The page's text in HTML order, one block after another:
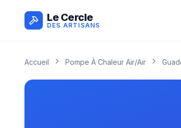
Le Cercle
DES ARTISANS
Accueil Pompe À Chaleur Air/air